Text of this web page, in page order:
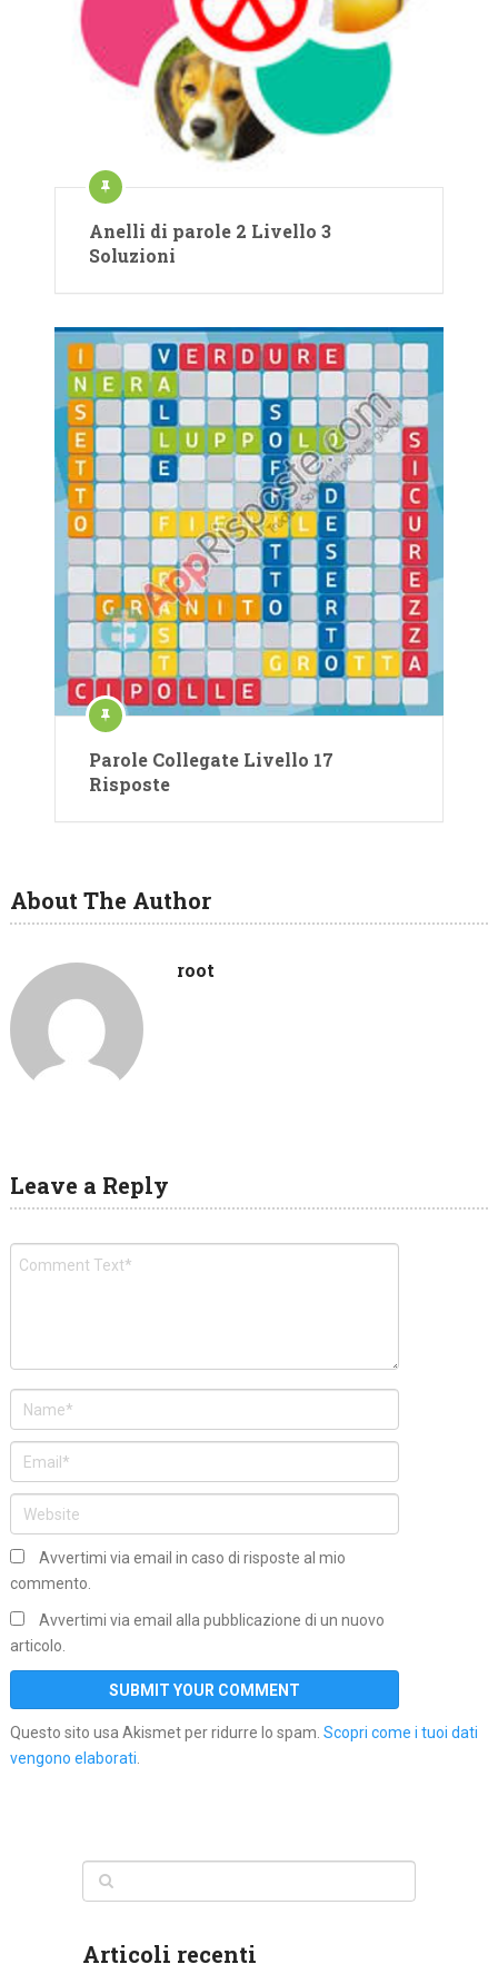
Anelli di parole 2 Livello 3
Soluzioni
Parole Collegate Livello 17
Risposte
About The Author
root
Leave a Reply
Avvertimi via email in caso di risposte al mio
commento.
Avvertimi via email alla pubblicazione di un nuovo
articolo.
Questo sito usa Akismet per ridurre lo spam. Scopri come i tuoi dati
vengono elaborati
Articoli recenti